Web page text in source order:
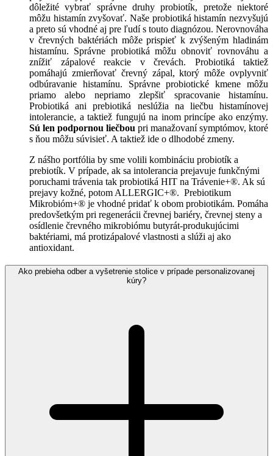
dôležité vybrať správne druhy probiotík, pretože niektoré
môžu histamín zvyšovať. Naše probiotiká histamín nezvyšujú
a preto sú vhodné aj pre ľudí s touto diagnózou. Nerovnováha
v črevných baktériách môže prispieť k zvýšeným hladinám
histamínu. Správne probiotiká môžu obnoviť rovnováhu a
znížiť zápalové reakcie v črevách. Probiotiká taktiež
pomáhajú zmierňovať črevný zápal, ktorý môže ovplyvniť
odbúravanie histamínu. Správne probiotické kmene môžu
priamo alebo nepriamo zlepšiť spracovanie histamínu.
Probiotiká ani prebiotiká neslúžia na liečbu histamínovej
intolerancie, a taktiež fungujú na inom princípe ako enzýmy.
Sú len podpornou liečbou pri manažovaní symptómov, ktoré
s ňou môžu súvisieť. A taktiež ide o dlhodobé zmeny.
Z nášho portfólia by sme volili kombináciu probiotík a
prebiotík. V prípade, ak sa intolerancia prejavuje funkčnými
poruchami trávenia tak probiotiká HIT na Trávenie+®. Ak sú
prejavy kožné, potom ALLERGIC+®. Prebiotikum
Mikrobióm+® je vhodné pridať k obom probiotikám. Pomáha
predovšetkým pri regenerácii črevnej bariéry, črevnej steny a
osídlenie črevného mikrobiómu butyrát-produkujúcimi
baktériami, má protizápalové vlastnosti a slúži aj ako
antioxidant.
Ako prebieha odber a vyšetrenie stolice v prípade personalizovanej
kúry?